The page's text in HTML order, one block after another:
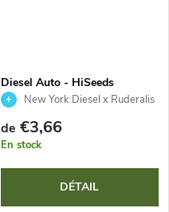
Diesel Auto - HiSeeds
New York Diesel x Ruderalis
de €3,66
En stock
DÉTAIL